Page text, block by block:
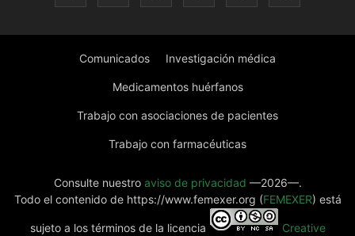
Comunicados Investigación médica
Medicamentos huérfanos
Trabajo con asociaciones de pacientes
Trabajo con farmacéuticas
Consulte nuestro aviso de privacidad —2026—.
Todo el contenido de https://www.femexer.org (FEMEXER) está
sujeto a los términos de la licencia Creative